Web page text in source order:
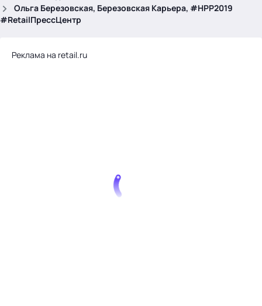
Ольга Березовская, Березовская Карьера, #HPP2019
#RetailПрессЦентр
Реклама на retail.ru